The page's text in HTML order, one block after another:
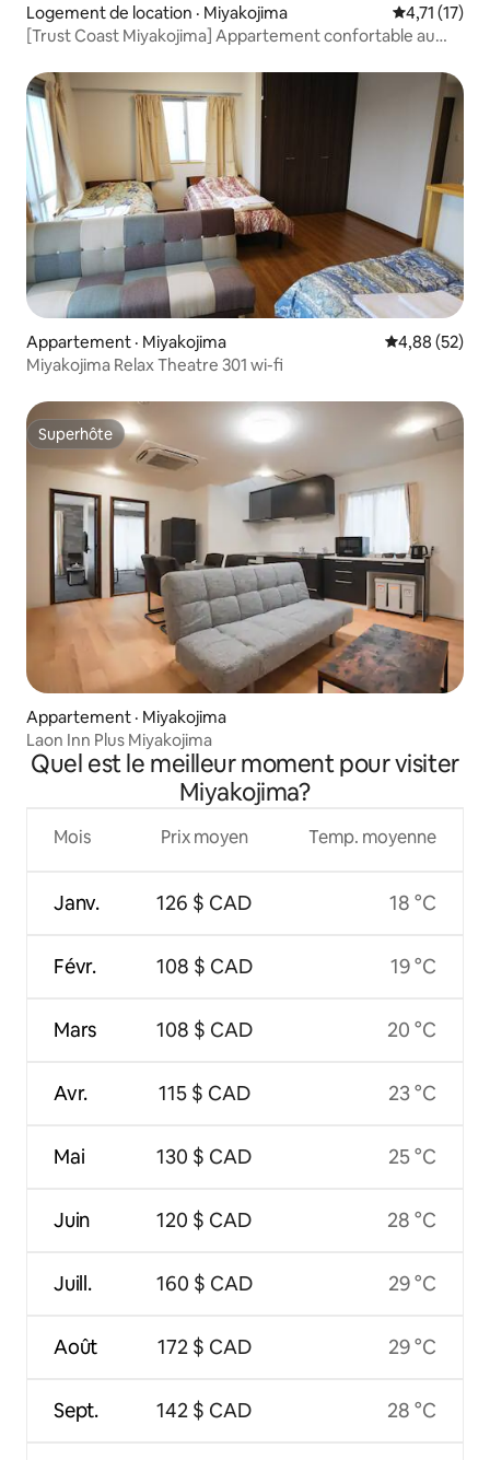
Logement de location · Miyakojima Note
4,71 (17)
[Trust Coast Miyakojima] Appartement confortable au
séjours de longue durée et les télétravailleurs en
vacances, 103.
Appartement · Miyakojima Note
4,88 (52)
Miyakojima Relax Theatre 301 wi-fi
Superhôte
Superhôte
Appartement · Miyakojima
Laon Inn Plus Miyakojima
Quel est le meilleur moment pour visiter
Miyakojima?
Mois
Janv.
Févr.
Mars
Avr.
Mai
Juin
Juill.
Août
Sept.
Prix moyen
126 $ CAD
108 $ CAD
108 $ CAD
115 $ CAD
130 $ CAD
120 $ CAD
160 $ CAD
172 $ CAD
142 $ CAD
Temp. moyenne
18 °C
19 °C
20 °C
23 °C
25 °C
28 °C
29 °C
29 °C
28 °C